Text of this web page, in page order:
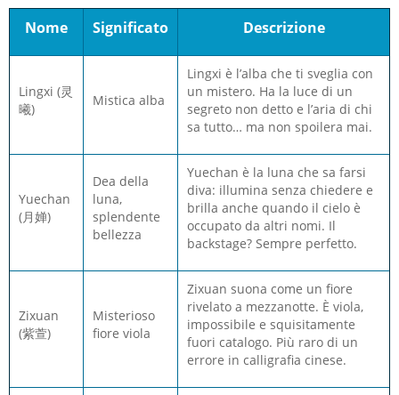
Nome
Significato Descrizione
Lingxi (灵
曦)
Mistica alba
Lingxi è l’alba che ti sveglia con
un mistero. Ha la luce di un
segreto non detto e l’aria di chi
sa tutto… ma non spoilera mai.
Yuechan
(月婵)
Dea della
luna,
splendente
bellezza
Yuechan è la luna che sa farsi
diva: illumina senza chiedere e
brilla anche quando il cielo è
occupato da altri nomi. Il
backstage? Sempre perfetto.
Zixuan
(紫萱)
Misterioso
fiore viola
Zixuan suona come un fiore
rivelato a mezzanotte. È viola,
impossibile e squisitamente
fuori catalogo. Più raro di un
errore in calligrafia cinese.